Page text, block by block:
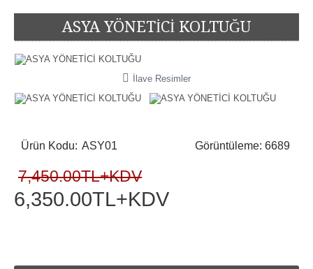
ASYA YÖNETİCİ KOLTUĞU
İlave Resimler
Görüntüleme: 6689
Ürün Kodu: ASY01
7,450.00TL+KDV
6,350.00TL+KDV